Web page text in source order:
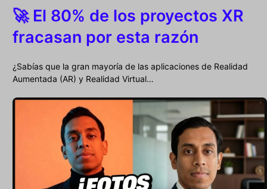
🚀 El 80% de los proyectos XR
fracasan por esta razón
¿Sabías que la gran mayoría de las aplicaciones de Realidad
Aumentada (AR) y Realidad Virtual…